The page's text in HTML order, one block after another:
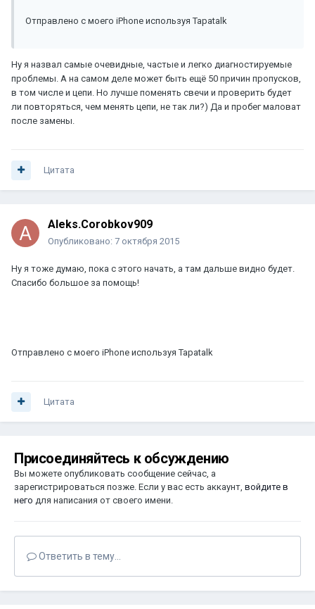
Отправлено с моего iPhone используя Tapatalk
Ну я назвал самые очевидные, частые и легко диагностируемые
проблемы. А на самом деле может быть ещё 50 причин пропусков,
в том числе и цепи. Но лучше поменять свечи и проверить будет
ли повторяться, чем менять цепи, не так ли?) Да и пробег маловат
после замены.
Цитата
Aleks.Corobkov909
Опубликовано: 7 октября 2015
Ну я тоже думаю, пока с этого начать, а там дальше видно будет.
Спасибо большое за помощь!
Отправлено с моего iPhone используя Tapatalk
Цитата
Присоединяйтесь к обсуждению
Вы можете опубликовать сообщение сейчас, а
зарегистрироваться позже. Если у вас есть аккаунт, войдите в
него для написания от своего имени.
Ответить в тему...